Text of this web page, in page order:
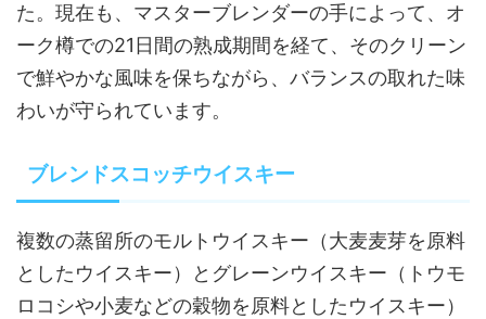
た。現在も、マスターブレンダーの手によって、オ
ーク樽での21日間の熟成期間を経て、そのクリーン
で鮮やかな風味を保ちながら、バランスの取れた味
わいが守られています。
ブレンドスコッチウイスキー
複数の蒸留所のモルトウイスキー（大麦麦芽を原料
としたウイスキー）とグレーンウイスキー（トウモ
ロコシや小麦などの穀物を原料としたウイスキー）